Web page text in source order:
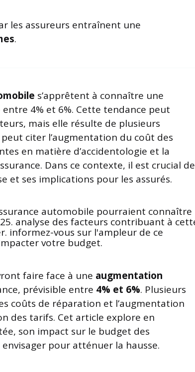
les assureurs entraînent une
.
s’apprêtent à connaître une
entre 4% et 6%. Cette tendance peut
mais elle résulte de plusieurs
citer l’augmentation du coût des
en matière d’accidentologie et la
Dans ce contexte, il est crucial de
et ses implications pour les assurés.
faire face à une augmentation
prévisible entre 4% et 6%. Plusieurs
coûts de réparation et l’augmentation
des tarifs. Cet article explore en
son impact sur le budget des
pour atténuer la hausse.